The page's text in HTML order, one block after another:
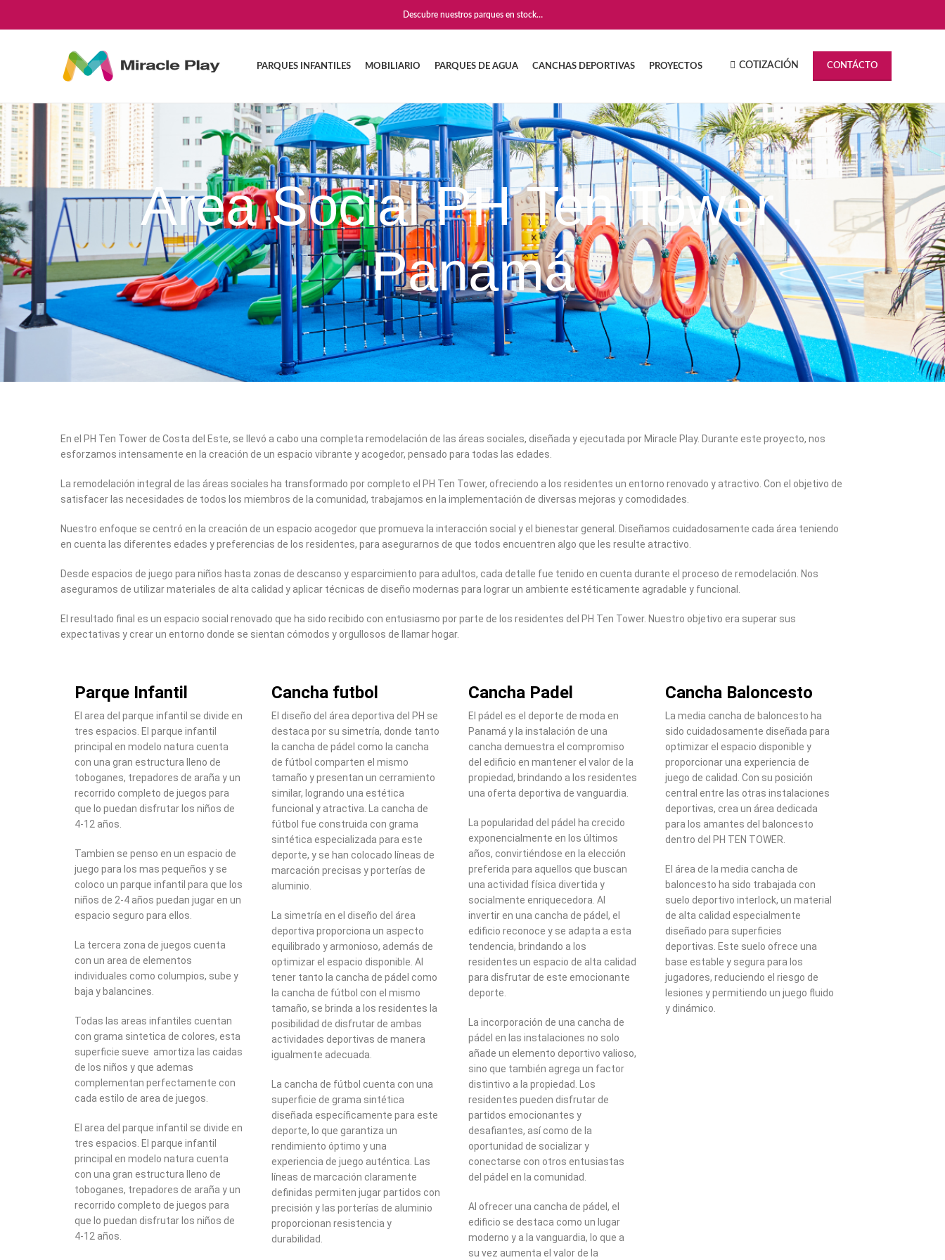
Descubre nuestros parques en stock…
PARQUES INFANTILES MOBILIARIO PARQUES DE AGUA CANCHAS DEPORTIVAS PROYECTOS COTIZACIÓN CONTÁCTO
Area Social PH Ten Tower ,
Panamá
En el PH Ten Tower de Costa del Este, se llevó a cabo una completa remodelación de las áreas sociales, diseñada y ejecutada por Miracle Play. Durante este proyecto, nos
esforzamos intensamente en la creación de un espacio vibrante y acogedor, pensado para todas las edades.
La remodelación integral de las áreas sociales ha transformado por completo el PH Ten Tower, ofreciendo a los residentes un entorno renovado y atractivo. Con el objetivo de
satisfacer las necesidades de todos los miembros de la comunidad, trabajamos en la implementación de diversas mejoras y comodidades.
Nuestro enfoque se centró en la creación de un espacio acogedor que promueva la interacción social y el bienestar general. Diseñamos cuidadosamente cada área teniendo
en cuenta las diferentes edades y preferencias de los residentes, para asegurarnos de que todos encuentren algo que les resulte atractivo.
Desde espacios de juego para niños hasta zonas de descanso y esparcimiento para adultos, cada detalle fue tenido en cuenta durante el proceso de remodelación. Nos
aseguramos de utilizar materiales de alta calidad y aplicar técnicas de diseño modernas para lograr un ambiente estéticamente agradable y funcional.
El resultado final es un espacio social renovado que ha sido recibido con entusiasmo por parte de los residentes del PH Ten Tower. Nuestro objetivo era superar sus
expectativas y crear un entorno donde se sientan cómodos y orgullosos de llamar hogar.
Parque Infantil
El area del parque infantil se divide en
tres espacios. El parque infantil
principal en modelo natura cuenta
con una gran estructura lleno de
toboganes, trepadores de araña y un
recorrido completo de juegos para
que lo puedan disfrutar los niños de
4-12 años.
Tambien se penso en un espacio de
juego para los mas pequeños y se
coloco un parque infantil para que los
niños de 2-4 años puedan jugar en un
espacio seguro para ellos.
La tercera zona de juegos cuenta
con un area de elementos
individuales como columpios, sube y
baja y balancines.
Todas las areas infantiles cuentan
con grama sintetica de colores, esta
superficie sueve amortiza las caidas
de los niños y que ademas
complementan perfectamente con
cada estilo de area de juegos.
El area del parque infantil se divide en
tres espacios. El parque infantil
principal en modelo natura cuenta
con una gran estructura lleno de
toboganes, trepadores de araña y un
recorrido completo de juegos para
que lo puedan disfrutar los niños de
4-12 años.
Cancha futbol
El diseño del área deportiva del PH se
destaca por su simetría, donde tanto
la cancha de pádel como la cancha
de fútbol comparten el mismo
tamaño y presentan un cerramiento
similar, logrando una estética
funcional y atractiva. La cancha de
fútbol fue construida con grama
sintética especializada para este
deporte, y se han colocado líneas de
marcación precisas y porterías de
aluminio.
La simetría en el diseño del área
deportiva proporciona un aspecto
equilibrado y armonioso, además de
optimizar el espacio disponible. Al
tener tanto la cancha de pádel como
la cancha de fútbol con el mismo
tamaño, se brinda a los residentes la
posibilidad de disfrutar de ambas
actividades deportivas de manera
igualmente adecuada.
La cancha de fútbol cuenta con una
superficie de grama sintética
diseñada específicamente para este
deporte, lo que garantiza un
rendimiento óptimo y una
experiencia de juego auténtica. Las
líneas de marcación claramente
definidas permiten jugar partidos con
precisión y las porterías de aluminio
proporcionan resistencia y
durabilidad.
Cancha Padel
El pádel es el deporte de moda en
Panamá y la instalación de una
cancha demuestra el compromiso
del edificio en mantener el valor de la
propiedad, brindando a los residentes
una oferta deportiva de vanguardia.
La popularidad del pádel ha crecido
exponencialmente en los últimos
años, convirtiéndose en la elección
preferida para aquellos que buscan
una actividad física divertida y
socialmente enriquecedora. Al
invertir en una cancha de pádel, el
edificio reconoce y se adapta a esta
tendencia, brindando a los
residentes un espacio de alta calidad
para disfrutar de este emocionante
deporte.
La incorporación de una cancha de
pádel en las instalaciones no solo
añade un elemento deportivo valioso,
sino que también agrega un factor
distintivo a la propiedad. Los
residentes pueden disfrutar de
partidos emocionantes y
desafiantes, así como de la
oportunidad de socializar y
conectarse con otros entusiastas
del pádel en la comunidad.
Al ofrecer una cancha de pádel, el
edificio se destaca como un lugar
moderno y a la vanguardia, lo que a
su vez aumenta el valor de la
Cancha Baloncesto
La media cancha de baloncesto ha
sido cuidadosamente diseñada para
optimizar el espacio disponible y
proporcionar una experiencia de
juego de calidad. Con su posición
central entre las otras instalaciones
deportivas, crea un área dedicada
para los amantes del baloncesto
dentro del PH TEN TOWER.
El área de la media cancha de
baloncesto ha sido trabajada con
suelo deportivo interlock, un material
de alta calidad especialmente
diseñado para superficies
deportivas. Este suelo ofrece una
base estable y segura para los
jugadores, reduciendo el riesgo de
lesiones y permitiendo un juego fluido
y dinámico.